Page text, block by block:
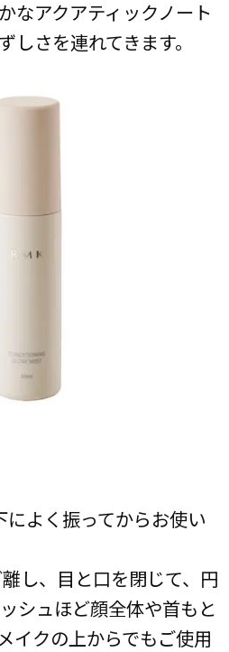
なアクアティックノート
しさを連れてきます。
よく振ってからお使い
し、目と口を閉じて、円
シュほど顔全体や首もと
イクの上からでもご使用